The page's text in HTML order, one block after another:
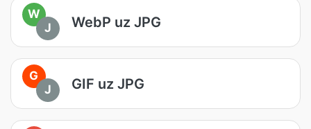
W
J
WebP uz JPG
G
J
GIF uz JPG